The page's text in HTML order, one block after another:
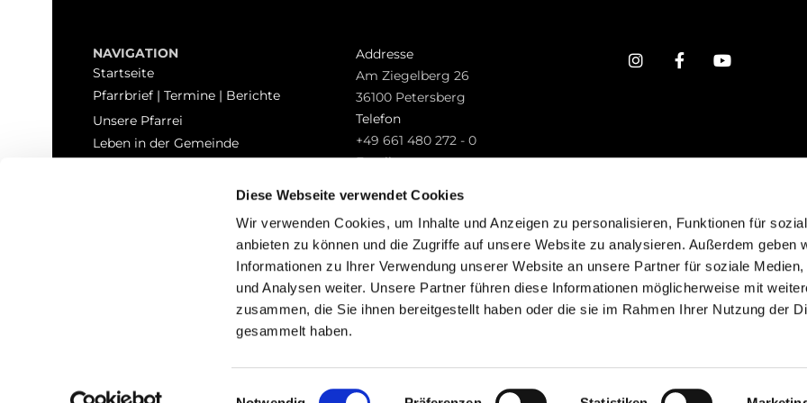
Diese Webseite verwendet Cookies
Wir verwenden Cookies, um Inhalte und Anzeigen zu personalisieren, Funktionen für
anbieten zu können und die Zugriffe auf unsere Website zu analysieren. Außerdem geben
Informationen zu Ihrer Verwendung unserer Website an unsere Partner für soziale Medien,
und Analysen weiter. Unsere Partner führen diese Informationen möglicherweise mit
zusammen, die Sie ihnen bereitgestellt haben oder die sie im Rahmen Ihrer Nutzung der
gesammelt haben.
Einwilligungsauswahl
NAVIGATION
Startseite
Pfarrbrief | Termine | Berichte
Unsere Pfarrei
Leben in der Gemeinde
Addresse
Am Ziegelberg 26
36100 Petersberg
Telefon
+49 661 480 272 - 0
Email
Impressum Datenschutzerklärung ChurchDesk-